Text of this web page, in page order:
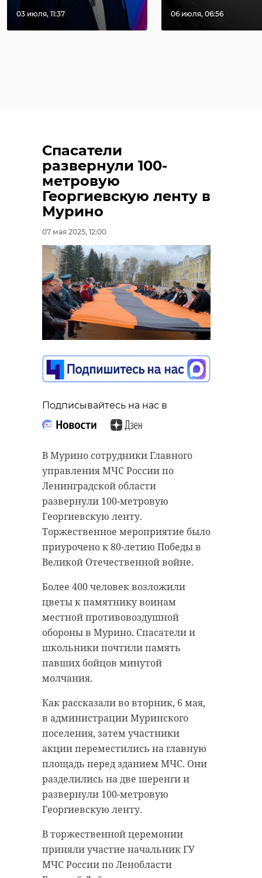
03 июля, 11:37 06 июля, 06:56
Спасатели
развернули 100-
метровую
Георгиевскую ленту в
Мурино
07 мая 2025, 12:00
Подписывайтесь на нас в
В Мурино сотрудники Главного
управления МЧС России по
Ленинградской области
развернули 100-метровую
Георгиевскую ленту.
Торжественное мероприятие было
приурочено к 80-летию Победы в
Великой Отечественной войне.
Более 400 человек возложили
цветы к памятнику воинам
местной противовоздушной
обороны в Мурино. Спасатели и
школьники почтили память
павших бойцов минутой
молчания.
Как рассказали во вторник, 6 мая,
в администрации Муринского
поселения, затем участники
акции переместились на главную
площадь перед зданием МЧС. Они
разделились на две шеренги и
развернули 100-метровую
Георгиевскую ленту.
В торжественной церемонии
приняли участие начальник ГУ
МЧС России по Ленобласти